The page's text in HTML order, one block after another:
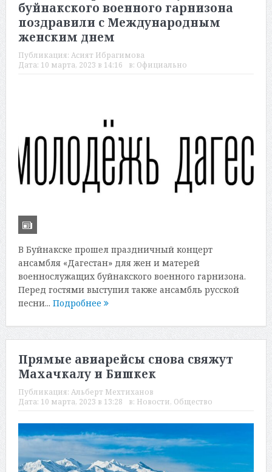
буйнакского военного гарнизона
поздравили с Международным
женским днем
Публикация: Асият Ибрагимова
Дата: 10 марта, 2023 в 14:16 в: Официально
В Буйнакске прошел праздничный концерт
ансамбля «Дагестан» для жен и матерей
военнослужащих буйнакского военного гарнизона.
Перед гостями выступил также ансамбль русской
песни... Подробнее
Прямые авиарейсы снова свяжут
Махачкалу и Бишкек
Публикация: Альберт Мехтиханов
Дата: 10 марта, 2023 в 13:28 в: Новости, Общество